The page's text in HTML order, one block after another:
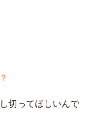
切ってほしいんで